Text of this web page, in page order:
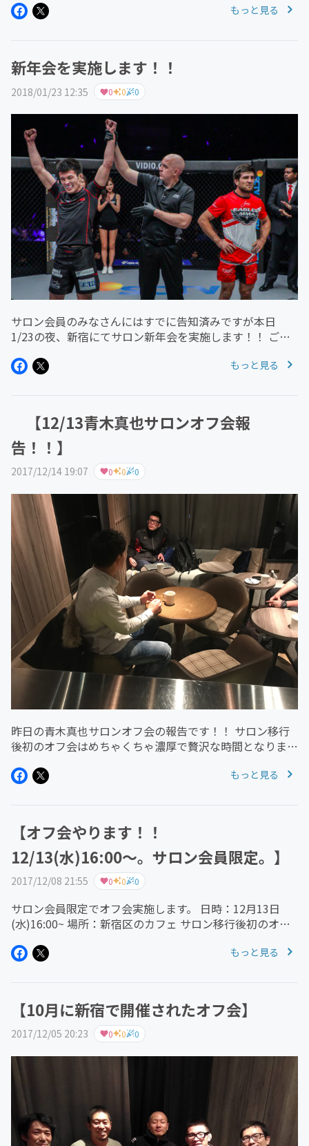
とは青木さんの今やっていることや今後やりたいことの話
もっと見る
新年会を実施します！！
2018/01/23 12:35 0 0 0
サロン会員のみなさんにはすでに告知済みですが本日
1/23の夜、新宿にてサロン新年会を実施します！！ ご存
タでのONE championshipグラップリングスーパーマッチ
もっと見る
【12/13青木真也サロンオフ会報
告！！】
2017/12/14 19:07 0 0 0
昨日の青木真也サロンオフ会の報告です！！ サロン移行
後初のオフ会はめちゃくちゃ濃厚で贅沢な時間となりまし
リアに関する質問に青木真也が実体験に基づいて回答する
もっと見る
【オフ会やります！！
12/13(水)16:00〜。サロン会員限定。】
2017/12/08 21:55 0 0 0
サロン会員限定でオフ会実施します。 日時：12月13日
(水)16:00~ 場所：新宿区のカフェ サロン移行後初のオフ
ぶつけてみたい質問があればぜひこの機会にどうぞ！！
もっと見る
【10月に新宿で開催されたオフ会】
2017/12/05 20:23 0 0 0